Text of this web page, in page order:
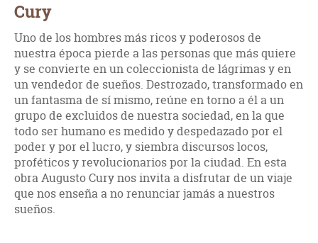
Cury
Uno de los hombres más ricos y poderosos de
nuestra época pierde a las personas que más quiere
y se convierte en un coleccionista de lágrimas y en
un vendedor de sueños. Destrozado, transformado en
un fantasma de sí mismo, reúne en torno a él a un
grupo de excluidos de nuestra sociedad, en la que
todo ser humano es medido y despedazado por el
poder y por el lucro, y siembra discursos locos,
proféticos y revolucionarios por la ciudad. En esta
obra Augusto Cury nos invita a disfrutar de un viaje
que nos enseña a no renunciar jamás a nuestros
sueños.